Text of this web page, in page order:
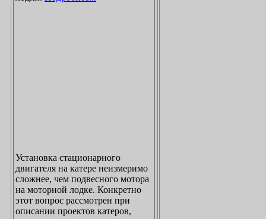
Установка стационарного
двигателя на катере неизмеримо
сложнее, чем подвесного мотора
на моторной лодке. Конкретно
этот вопрос рассмотрен при
описании проектов катеров,